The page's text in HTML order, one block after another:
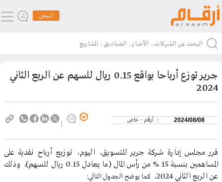
النبض
جرير توزع أرباحا بواقع 0.15 ريال للسهم عن الربع الثاني
2024
2024/08/08 أرقام - خاص 18
قرر مجلس إدارة شركة جرير للتسويق، اليوم، توزيع أرباح نقدية على
المساهمين بنسبة 15 % من رأس المال (ما يعادل 0.15 ريال للسهم)، وذلك
عن الربع الثاني 2024،
كما يوضح الجدول التالي: